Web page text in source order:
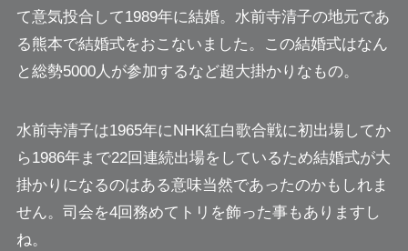
て意気投合して1989年に結婚。水前寺清子の地元であ
る熊本で結婚式をおこないました。この結婚式はなん
と総勢5000人が参加するなど超大掛かりなもの。
水前寺清子は1965年にNHK紅白歌合戦に初出場してか
ら1986年まで22回連続出場をしているため結婚式が大
掛かりになるのはある意味当然であったのかもしれま
せん。司会を4回務めてトリを飾った事もありますし
ね。